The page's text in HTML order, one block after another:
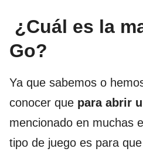
¿Cuál es la
Go?
Ya que sabemos o
conocer que para abrir
mencionado en muchas
tipo de juego es para